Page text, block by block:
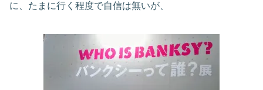
に、たまに行く程度で自信は無いが、